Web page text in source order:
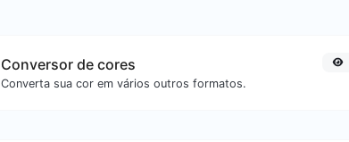
Conversor de cores
Converta sua cor em vários outros formatos.